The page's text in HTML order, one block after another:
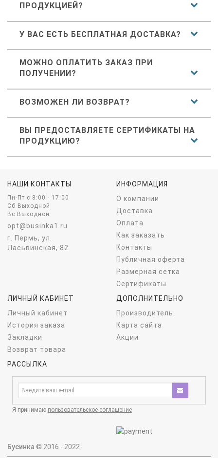
ПРОДУКЦИЕЙ?
У ВАС ЕСТЬ БЕСПЛАТНАЯ ДОСТАВКА?
МОЖНО ОПЛАТИТЬ ЗАКАЗ ПРИ
ПОЛУЧЕНИИ?
ВОЗМОЖЕН ЛИ ВОЗВРАТ?
ВЫ ПРЕДОСТАВЛЯЕТЕ СЕРТИФИКАТЫ НА
ПРОДУКЦИЮ?
НАШИ КОНТАКТЫ
Пн-Пт c 8:00 - 17:00
Сб Выходной
Вс Выходной
opt@businka1.ru
г. Пермь, ул.
Ласьвинская, 82
ИНФОРМАЦИЯ
О компании
Доставка
Оплата
Как заказать
Контакты
Публичная оферта
Размерная сетка
Сертификаты
ЛИЧНЫЙ КАБИНЕТ
Личный кабинет
История заказа
Закладки
Возврат товара
ДОПОЛНИТЕЛЬНО
Производитель:
Карта сайта
Акции
РАССЫЛКА
Я принимаю пользовательское соглашение
Бусинка © 2016 - 2022